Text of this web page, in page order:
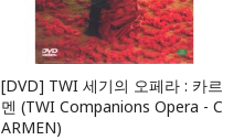
[DVD] TWI 세기의 오페라 : 카르
멘 (TWI Companions Opera - C
ARMEN)